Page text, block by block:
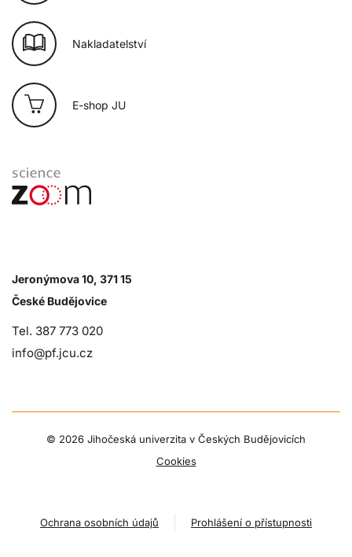
Nakladatelství
E-shop JU
Jeronýmova 10, 371 15
České Budějovice
Tel. 387 773 020
info@pf.jcu.cz
© 2026 Jihočeská univerzita v Českých Budějovicích
Cookies
Ochrana osobních údajů Prohlášení o přístupnosti